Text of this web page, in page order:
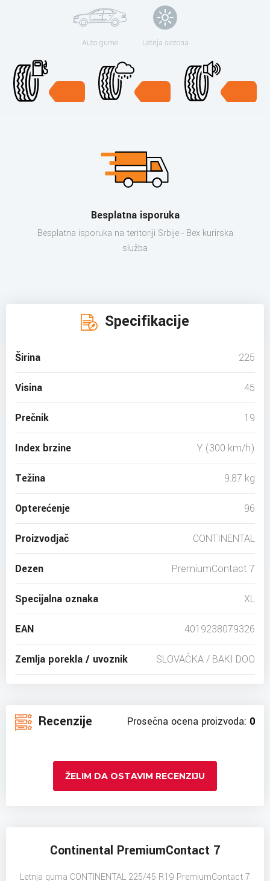
Auto gume Letnja sezona
Besplatna isporuka
Besplatna isporuka na teritoriji Srbije - Bex kurirska
služba
Specifikacije
Širina 225
Visina 45
Prečnik 19
Index brzine Y (300 km/h)
Težina 9.87 kg
Opterećenje 96
Proizvodjač CONTINENTAL
Dezen PremiumContact 7
Specijalna oznaka XL
EAN 4019238079326
Zemlja porekla / uvoznik SLOVAČKA / BAKI DOO
Recenzije Prosečna ocena proizvoda: 0
ŽELIM DA OSTAVIM RECENZIJU
Continental PremiumContact 7
Letnja guma CONTINENTAL 225/45 R19 PremiumContact 7